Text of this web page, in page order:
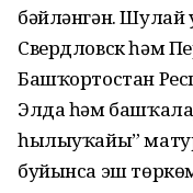
бәйләнгән. Шулай
Свердловск һәм
Башҡортостан
Элда һәм
һылыуҡайы”
буйынса эш